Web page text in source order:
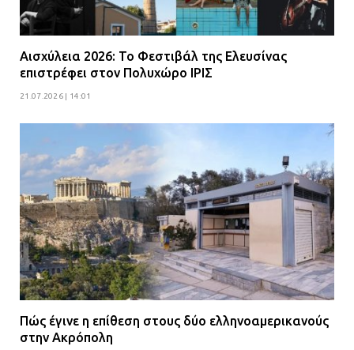
Αισχύλεια 2026: Το Φεστιβάλ της Ελευσίνας
επιστρέφει στον Πολυχώρο ΙΡΙΣ
21.07.2026 | 14:01
Πώς έγινε η επίθεση στους δύο ελληνοαμερικανούς
στην Ακρόπολη